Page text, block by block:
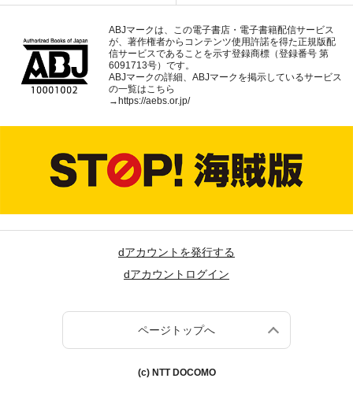
ABJマークは、この電子書店・電子書籍配信サービス
が、著作権者からコンテンツ使用許諾を得た正規版配
信サービスであることを示す登録商標（登録番号 第
6091713号）です。
ABJマークの詳細、ABJマークを掲示しているサービス
の一覧はこちら
→ https://aebs.or.jp/
dアカウントを発行する
dアカウントログイン
ページトップへ
(c) NTT DOCOMO